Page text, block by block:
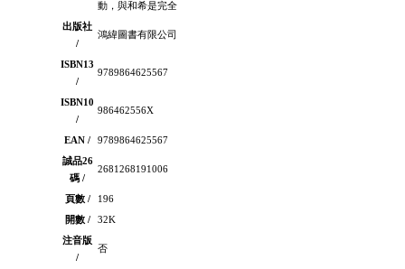
動，與和希是完全
出版社
/
鴻緯圖書有限公司
ISBN13
/
9789864625567
ISBN10
/
986462556X
EAN /
9789864625567
誠品26
碼 /
2681268191006
頁數 /
196
開數 /
32K
注音版
/
否